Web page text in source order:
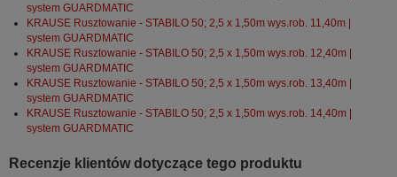
system GUARDMATIC
KRAUSE Rusztowanie - STABILO 50; 2,5 x 1,50m wys.rob. 11,40m |
system GUARDMATIC
KRAUSE Rusztowanie - STABILO 50; 2,5 x 1,50m wys.rob. 12,40m |
system GUARDMATIC
KRAUSE Rusztowanie - STABILO 50; 2,5 x 1,50m wys.rob. 13,40m |
system GUARDMATIC
KRAUSE Rusztowanie - STABILO 50; 2,5 x 1,50m wys.rob. 14,40m |
system GUARDMATIC
Recenzje klientów dotyczące tego produktu